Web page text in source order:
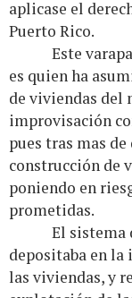
aplicase el
Puerto Rico.
Este varapalo
es quien ha
de viviendas del
improvisación
pues tras mas
construcción de
poniendo en
prometidas.
El sistema
depositaba en
las viviendas, y